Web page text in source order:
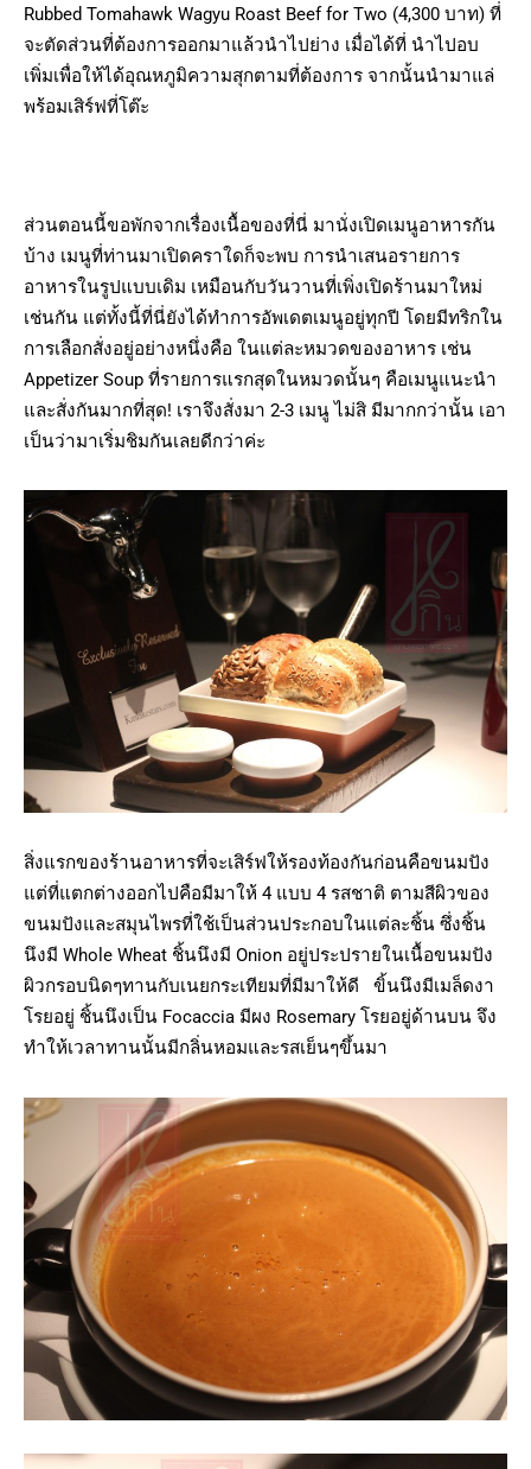
Rubbed Tomahawk Wagyu Roast Beef for Two (4,300 บาท) ที่
จะตัดส่วนที่ต้องการออกมาแล้วนำไปย่าง เมื่อได้ที่ นำไปอบ
เพิ่มเพื่อให้ได้อุณหภูมิความสุกตามที่ต้องการ จากนั้นนำมาแล่
พร้อมเสิร์ฟที่โต๊ะ
ส่วนตอนนี้ขอพักจากเรื่องเนื้อของที่นี่ มานั่งเปิดเมนูอาหารกัน
บ้าง เมนูที่ท่านมาเปิดคราใดก็จะพบ การนำเสนอรายการ
อาหารในรูปแบบเดิม เหมือนกับวันวานที่เพิ่งเปิดร้านมาใหม่
เช่นกัน แต่ทั้งนี้ที่นี่ยังได้ทำการอัพเดตเมนูอยู่ทุกปี โดยมีทริกใน
การเลือกสั่งอยู่อย่างหนึ่งคือ ในแต่ละหมวดของอาหาร เช่น
Appetizer Soup ที่รายการแรกสุดในหมวดนั้นๆ คือเมนูแนะนำ
และสั่งกันมากที่สุด! เราจึงสั่งมา 2-3 เมนู ไม่สิ มีมากกว่านั้น เอา
เป็นว่ามาเริ่มชิมกันเลยดีกว่าค่ะ
สิ่งแรกของร้านอาหารที่จะเสิร์ฟให้รองท้องกันก่อนคือขนมปัง
แต่ที่แตกต่างออกไปคือมีมาให้ 4 แบบ 4 รสชาติ ตามสีผิวของ
ขนมปังและสมุนไพรที่ใช้เป็นส่วนประกอบในแต่ละชิ้น ซึ่งชิ้น
นึงมี Whole Wheat ชิ้นนึงมี Onion อยู่ประปรายในเนื้อขนมปัง
ผิวกรอบนิดๆทานกับเนยกระเทียมที่มีมาให้ดี ขิ้นนึงมีเมล็ดงา
โรยอยู่ ชิ้นนึงเป็น Focaccia มีผง Rosemary โรยอยู่ด้านบน จึง
ทำให้เวลาทานนั้นมีกลิ่นหอมและรสเย็นๆขึ้นมา